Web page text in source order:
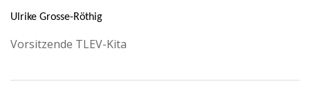
Ulrike Grosse-Röthig
Vorsitzende TLEV-Kita